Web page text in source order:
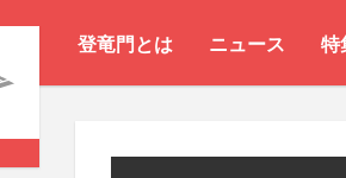
登竜門とは ニュース 特